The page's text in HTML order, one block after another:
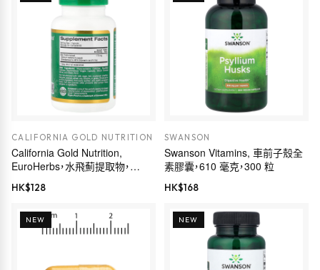
CALIFORNIA GOLD NUTRITION
California Gold Nutrition,
EuroHerbs，水飛薊提取物，
Euromed 品質，175 毫克，60 粒
素食膠囊
HK$128
SWANSON
Swanson Vitamins, 車前子殼全
素膠囊，610 毫克，300 粒
HK$168
NEW NEW